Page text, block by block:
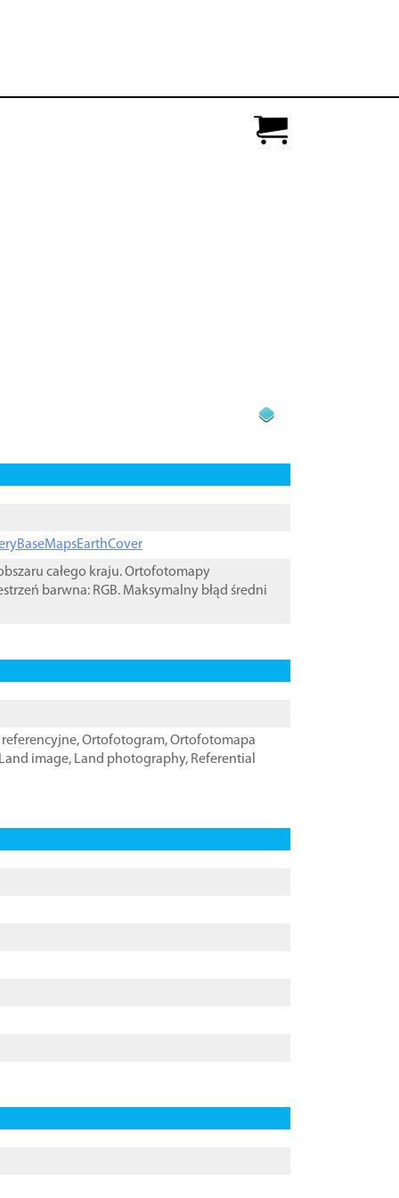
całego kraju. Ortofotomapy
barwna: RGB. Maksymalny błąd średni
,Ortofotogram,Ortofotomapa
image, Land photography, Referential